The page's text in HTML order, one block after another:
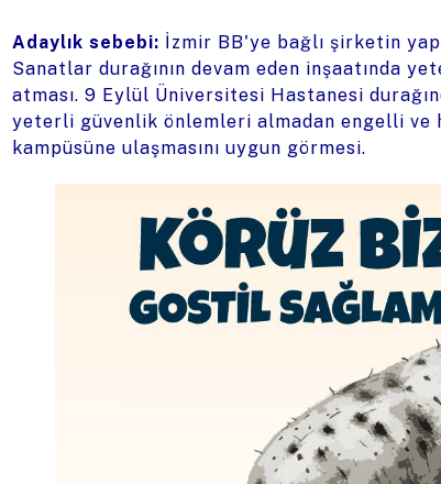
Adaylık sebebi: İzmir BB'ye bağlı şirketin
Sanatlar durağının devam eden inşaatında
atması. 9 Eylül Üniversitesi Hastanesi
yeterli güvenlik önlemleri almadan engelli ve
kampüsüne ulaşmasını uygun görmesi.